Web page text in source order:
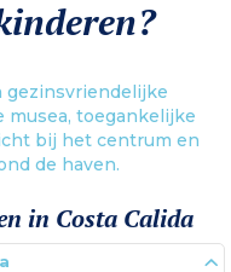
gezinsvriendelijke
musea, toegankelijke
bij het centrum en
de haven.
in Costa Calida